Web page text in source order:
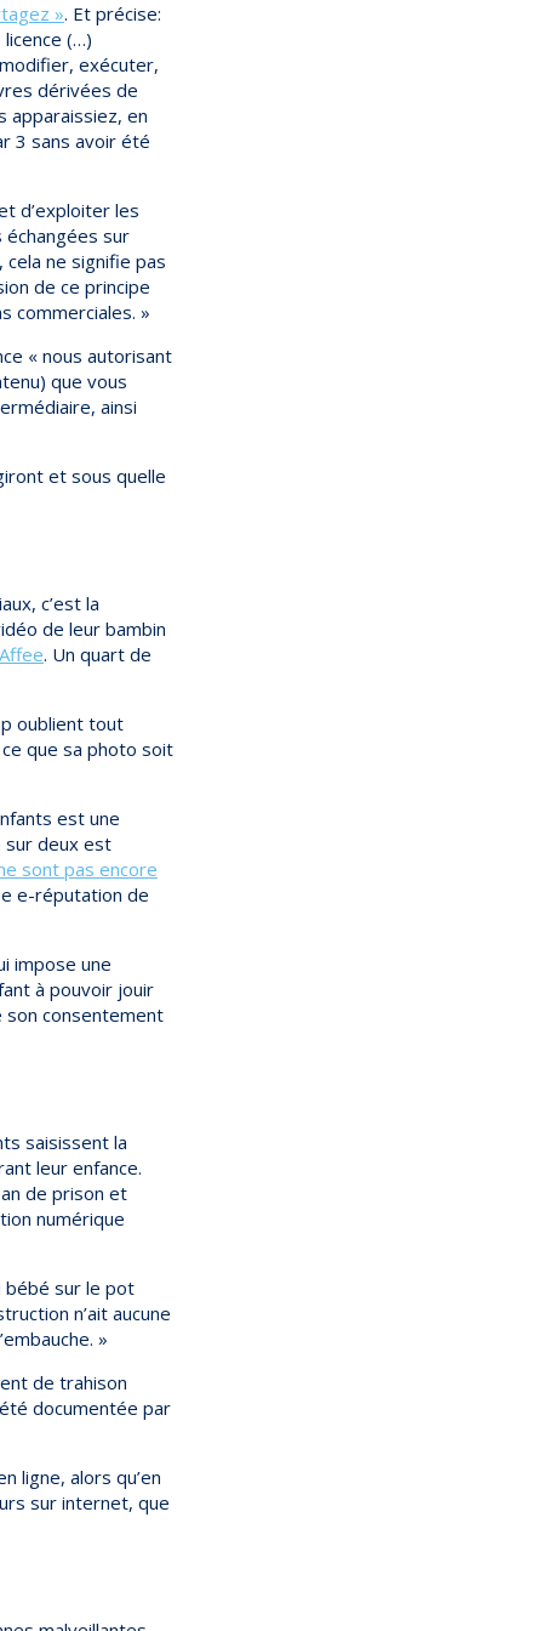
». Et précise:
(…)
exécuter,
dérivées de
apparaissiez, en
3 sans avoir été
d’exploiter les
sur
ne signifie pas
de ce principe
commerciales. »
« nous autorisant
que vous
ainsi
et sous quelle
c’est la
de leur bambin
. Un quart de
oublient tout
que sa photo soit
est une
sur deux est
sont pas encore
e-réputation de
impose une
à pouvoir jouir
son consentement
saisissent la
leur enfance.
de prison et
numérique
bébé sur le pot
n’ait aucune
»
de trahison
documentée par
ligne, alors qu’en
sur internet, que